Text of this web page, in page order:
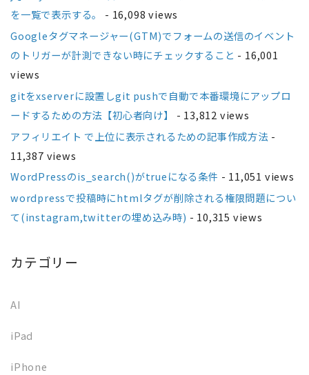
を一覧で表示する。
- 16,098 views
Googleタグマネージャー(GTM)でフォームの送信のイベント
のトリガーが計測できない時にチェックすること - 16,001
views
gitをxserverに設置しgit pushで自動で本番環境にアップロ
ードするための方法【初心者向け】
- 13,812 views
アフィリエイト で上位に表示されるための記事作成方法-
11,387 views
WordPressのis_search()がtrueになる条件 - 11,051 views
wordpressで投稿時にhtmlタグが削除される権限問題につい
て(instagram,twitterの埋め込み時) - 10,315 views
カテゴリー
AI
iPad
iPhone